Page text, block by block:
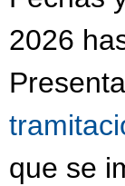
2026
que se